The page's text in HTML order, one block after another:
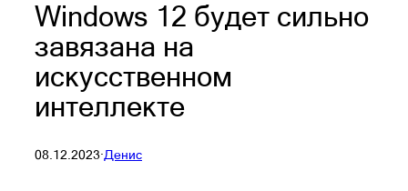
Windows 12 будет сильно
завязана на
искусственном
интеллекте
08.12.2023·Денис